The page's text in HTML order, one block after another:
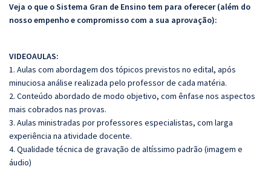
Veja o que o Sistema Gran de Ensino tem para oferecer (além do
nosso empenho e compromisso com a sua aprovação):
VIDEOAULAS:
1. Aulas com abordagem dos tópicos previstos no edital, após
minuciosa análise realizada pelo professor de cada matéria.
2. Conteúdo abordado de modo objetivo, com ênfase nos aspectos
mais cobrados nas provas.
3. Aulas ministradas por professores especialistas, com larga
experiência na atividade docente.
4. Qualidade técnica de gravação de altíssimo padrão (imagem e
áudio)